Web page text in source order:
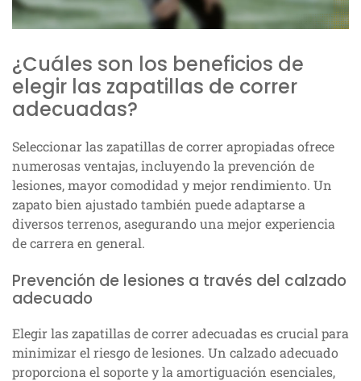
¿Cuáles son los beneficios de
elegir las zapatillas de correr
adecuadas?
Seleccionar las zapatillas de correr apropiadas ofrece
numerosas ventajas, incluyendo la prevención de
lesiones, mayor comodidad y mejor rendimiento. Un
zapato bien ajustado también puede adaptarse a
diversos terrenos, asegurando una mejor experiencia
de carrera en general.
Prevención de lesiones a través del calzado
adecuado
Elegir las zapatillas de correr adecuadas es crucial para
minimizar el riesgo de lesiones. Un calzado adecuado
proporciona el soporte y la amortiguación esenciales,